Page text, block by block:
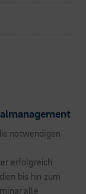
notwendigen
erfolgreich
bis hin zum
alle